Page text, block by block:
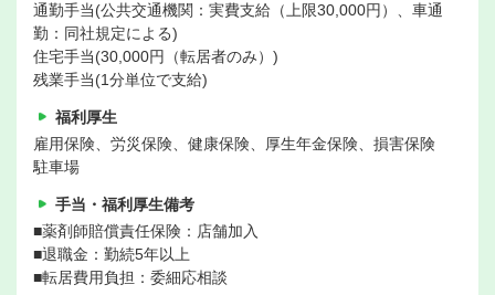
通勤手当(公共交通機関：実費支給（上限30,000円）、車通
勤：同社規定による)
住宅手当(30,000円（転居者のみ）)
残業手当(1分単位で支給)
福利厚生
雇用保険、労災保険、健康保険、厚生年金保険、損害保険
駐車場
手当・福利厚生備考
■薬剤師賠償責任保険：店舗加入
■退職金：勤続5年以上
■転居費用負担：委細応相談